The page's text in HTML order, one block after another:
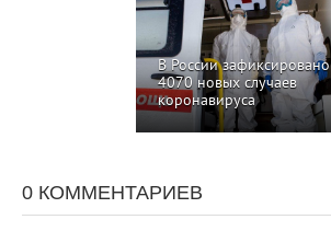
В России зафиксировано
4070 новых случаев
коронавируса
0 КОММЕНТАРИЕВ